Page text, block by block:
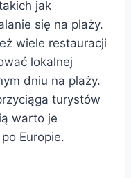
jak
się na plaży.
wiele restauracji
lokalnej
dniu na plaży.
turystów
warto je
Europie.